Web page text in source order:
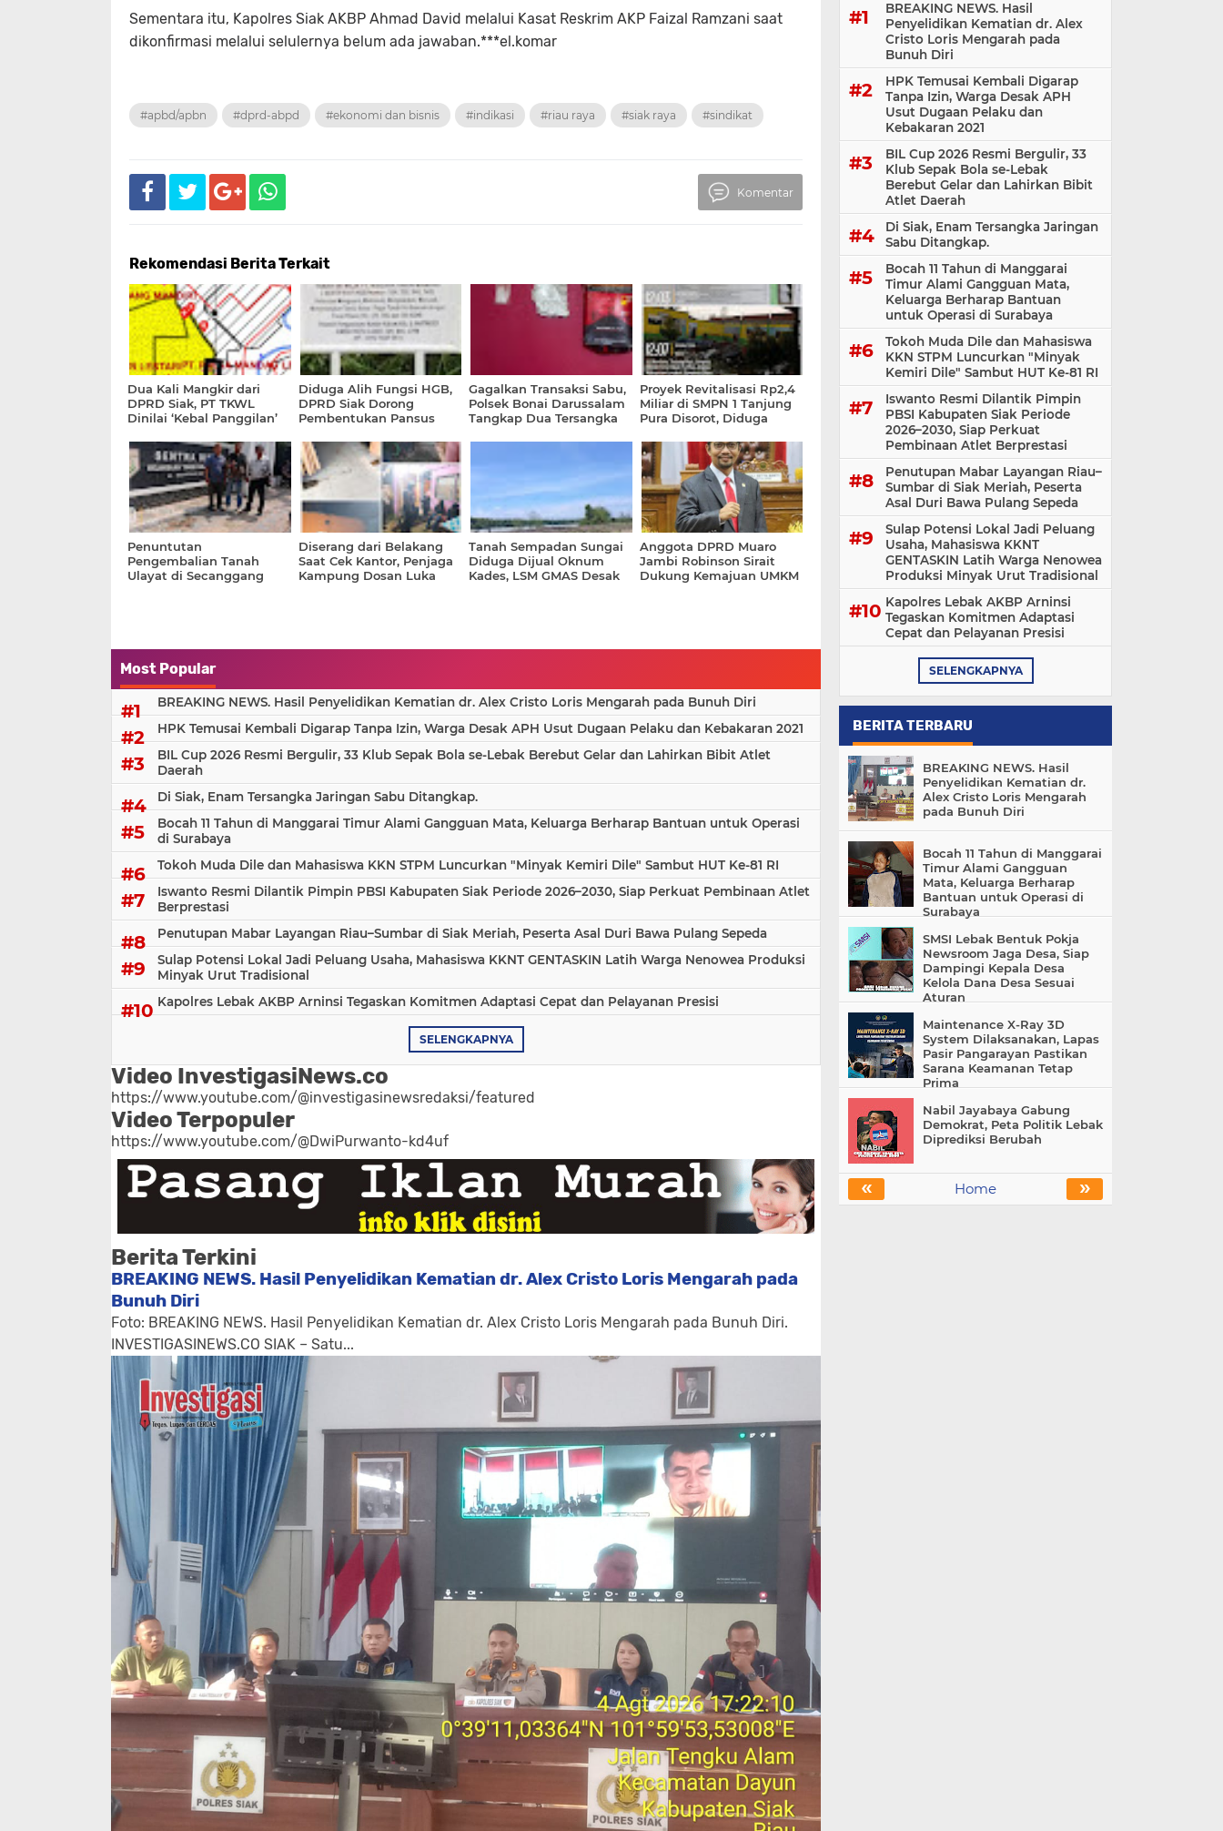
Sementara itu, Kapolres Siak AKBP Ahmad David melalui Kasat Reskrim AKP Faizal Ramzani saat
dikonfirmasi melalui selulernya belum ada jawaban.***el.komar
#apbd/apbn #dprd-abpd #ekonomi dan bisnis #indikasi #riau raya #siak raya #sindikat
Komentar
Rekomendasi Berita Terkait
Dua Kali Mangkir dari
DPRD Siak, PT TKWL
Dinilai ‘Kebal Panggilan’
Masyarakat
Diduga Alih Fungsi HGB,
DPRD Siak Dorong
Pembentukan Pansus
Gagalkan Transaksi Sabu,
Polsek Bonai Darussalam
Tangkap Dua Tersangka
Proyek Revitalisasi Rp2,4
Miliar di SMPN 1 Tanjung
Pura Disorot, Diduga
Pengawasan
Penuntutan
Pengembalian Tanah
Ulayat di Secanggang
Diserang dari Belakang
Saat Cek Kantor, Penjaga
Kampung Dosan Luka
Tanah Sempadan Sungai
Diduga Dijual Oknum
Kades, LSM GMAS Desak
Anggota DPRD Muaro
Jambi Robinson Sirait
Dukung Kemajuan UMKM
Most Popular
BREAKING NEWS. Hasil Penyelidikan Kematian dr. Alex Cristo Loris Mengarah pada Bunuh Diri
HPK Temusai Kembali Digarap Tanpa Izin, Warga Desak APH Usut Dugaan Pelaku dan Kebakaran 2021
BIL Cup 2026 Resmi Bergulir, 33 Klub Sepak Bola se-Lebak Berebut Gelar dan Lahirkan Bibit Atlet
Daerah
Di Siak, Enam Tersangka Jaringan Sabu Ditangkap.
Bocah 11 Tahun di Manggarai Timur Alami Gangguan Mata, Keluarga Berharap Bantuan untuk Operasi
di Surabaya
Tokoh Muda Dile dan Mahasiswa KKN STPM Luncurkan "Minyak Kemiri Dile" Sambut HUT Ke-81 RI
Iswanto Resmi Dilantik Pimpin PBSI Kabupaten Siak Periode 2026–2030, Siap Perkuat Pembinaan Atlet
Berprestasi
Penutupan Mabar Layangan Riau–Sumbar di Siak Meriah, Peserta Asal Duri Bawa Pulang Sepeda
Sulap Potensi Lokal Jadi Peluang Usaha, Mahasiswa KKNT GENTASKIN Latih Warga Nenowea Produksi
Minyak Urut Tradisional
Kapolres Lebak AKBP Arninsi Tegaskan Komitmen Adaptasi Cepat dan Pelayanan Presisi
SELENGKAPNYA
Video InvestigasiNews.co
https://www.youtube.com/@investigasinewsredaksi/featured
Video Terpopuler
https://www.youtube.com/@DwiPurwanto-kd4uf
Berita Terkini
BREAKING NEWS. Hasil Penyelidikan Kematian dr. Alex Cristo Loris Mengarah pada
Bunuh Diri
Foto: BREAKING NEWS. Hasil Penyelidikan Kematian dr. Alex Cristo Loris Mengarah pada Bunuh Diri.
INVESTIGASINEWS.CO SIAK – Satu...
BREAKING NEWS. Hasil
Penyelidikan Kematian dr. Alex
Cristo Loris Mengarah pada
Bunuh Diri
HPK Temusai Kembali Digarap
Tanpa Izin, Warga Desak APH
Usut Dugaan Pelaku dan
Kebakaran 2021
BIL Cup 2026 Resmi Bergulir, 33
Klub Sepak Bola se-Lebak
Berebut Gelar dan Lahirkan Bibit
Atlet Daerah
Di Siak, Enam Tersangka Jaringan
Sabu Ditangkap.
Bocah 11 Tahun di Manggarai
Timur Alami Gangguan Mata,
Keluarga Berharap Bantuan
untuk Operasi di Surabaya
Tokoh Muda Dile dan Mahasiswa
KKN STPM Luncurkan "Minyak
Kemiri Dile" Sambut HUT Ke-81 RI
Iswanto Resmi Dilantik Pimpin
PBSI Kabupaten Siak Periode
2026–2030, Siap Perkuat
Pembinaan Atlet Berprestasi
Penutupan Mabar Layangan Riau–
Sumbar di Siak Meriah, Peserta
Asal Duri Bawa Pulang Sepeda
Sulap Potensi Lokal Jadi Peluang
Usaha, Mahasiswa KKNT
GENTASKIN Latih Warga Nenowea
Produksi Minyak Urut Tradisional
Kapolres Lebak AKBP Arninsi
Tegaskan Komitmen Adaptasi
Cepat dan Pelayanan Presisi
SELENGKAPNYA
BERITA TERBARU
BREAKING NEWS. Hasil
Penyelidikan Kematian dr.
Alex Cristo Loris Mengarah
pada Bunuh Diri
Bocah 11 Tahun di Manggarai
Timur Alami Gangguan
Mata, Keluarga Berharap
Bantuan untuk Operasi di
Surabaya
SMSI Lebak Bentuk Pokja
Newsroom Jaga Desa, Siap
Dampingi Kepala Desa
Kelola Dana Desa Sesuai
Aturan
Maintenance X-Ray 3D
System Dilaksanakan, Lapas
Pasir Pangarayan Pastikan
Sarana Keamanan Tetap
Prima
Nabil Jayabaya Gabung
Demokrat, Peta Politik Lebak
Diprediksi Berubah
« »
Home